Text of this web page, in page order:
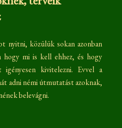
nyitni, közülük sokan azonban
hogy mi is kell ehhez, és hogy
kivitelezni. Evvel a
adni némi útmutatást azoknak,
belevágni.